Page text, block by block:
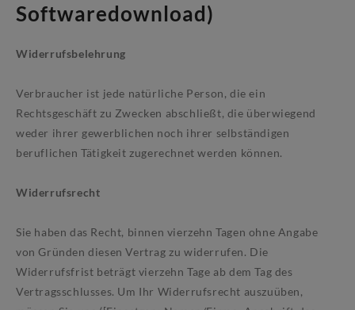
Softwaredownload)
Widerrufsbelehrung
Verbraucher ist jede natürliche Person, die ein
Rechtsgeschäft zu Zwecken abschließt, die überwiegend
weder ihrer gewerblichen noch ihrer selbständigen
beruflichen Tätigkeit zugerechnet werden können.
Widerrufsrecht
Sie haben das Recht, binnen vierzehn Tagen ohne Angabe
von Gründen diesen Vertrag zu widerrufen. Die
Widerrufsfrist beträgt vierzehn Tage ab dem Tag des
Vertragsschlusses. Um Ihr Widerrufsrecht auszuüben,